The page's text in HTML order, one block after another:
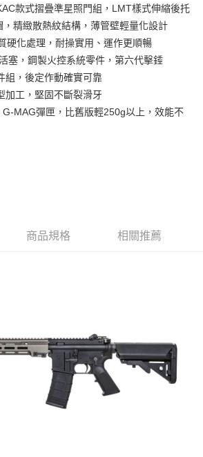
中國信託商業銀行
」】
商品之後才付款」的支付方式。 讓您購物簡單
、不需綁卡、不需儲值。
，簡訊認證，即可結帳。
務後，再付款。
先享後付」後，將跳轉至「AFTEE先享後付」
確認金額後，即可完成結帳。
天內，點擊此簡訊中的連結，可透過四大超商／
式進行付款，方視為交易完成。
下不需立刻繳費，但若您需要取消訂單，請聯絡
support/home
徵得法定代理人或監護人之同意方可使用
經同意申辦者引起之損失，本公司不負相關責
付」時，將依據個別帳號之用戶狀況，依本公司即
；若仍有額度不足之情形，本公司將視審查結果
含以上)免運費
含以上)免運費
款式摺疊準星照門組，LMT樣式伸縮後托
，精緻散熱紋結構，薄管壁輕量化設計
硬化處理，耐操實用、運作更順暢
塞，鋼製火控系統零件，第六代擊錘
組，後定作動確實可靠
加工，堅固不斷裂滑牙
MAG彈匣，比舊版輕250g以上，效能不
商品規格 相關推薦